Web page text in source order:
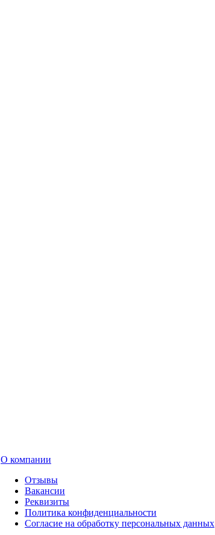
О компании
Отзывы
Вакансии
Реквизиты
Политика конфиденциальности
Согласие на обработку персональных данных